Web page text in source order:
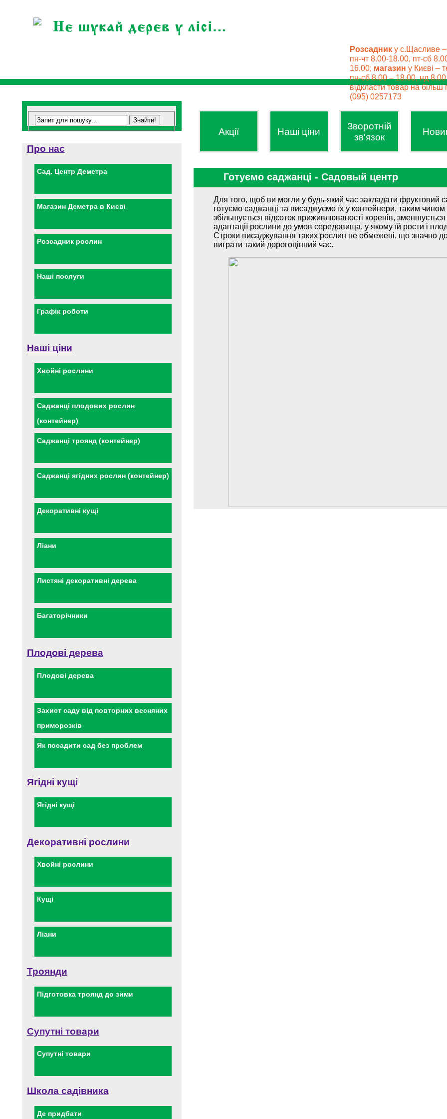
Розсадник у с.Щасливе
пн-чт 8.00-18.00, пт-сб
16.00; магазин у Києві –
пн-сб 8.00 – 18.00, нд
відкласти товар на більш
(095) 0257173
Про нас
Сад. Центр Деметра
Магазин Деметра в Києві
Розсадник рослин
Наші послуги
Графік роботи
Наші ціни
Хвойні рослини
Саджанці плодових рослин
(контейнер)
Саджанці троянд (контейнер)
Саджанці ягідних рослин (контейнер)
Декоративні кущі
Ліани
Листяні декоративні дерева
Багаторічники
Плодові дерева
Плодові дерева
Захист саду від повторних весняних
приморозків
Як посадити сад без проблем
Ягідні кущі
Ягідні кущі
Декоративні рослини
Хвойні рослини
Кущі
Ліани
Троянди
Підготовка троянд до зими
Супутні товари
Супутні товари
Школа садівника
Де придбати
Акції Наші ціни
Зворотній
зв'язок
Готуємо саджанці - Садовый центр
Для того, щоб ви могли у будь-який час закладати фруктовий
готуємо саджанці та висаджуємо їх у контейнери, таким чином
збільшується відсоток приживлюваності коренів, зменшується
адаптації рослини до умов середовища, у якому їй рости і
Строки висаджування таких рослин не обмежені, що значно
виграти такий дорогоцінний час.